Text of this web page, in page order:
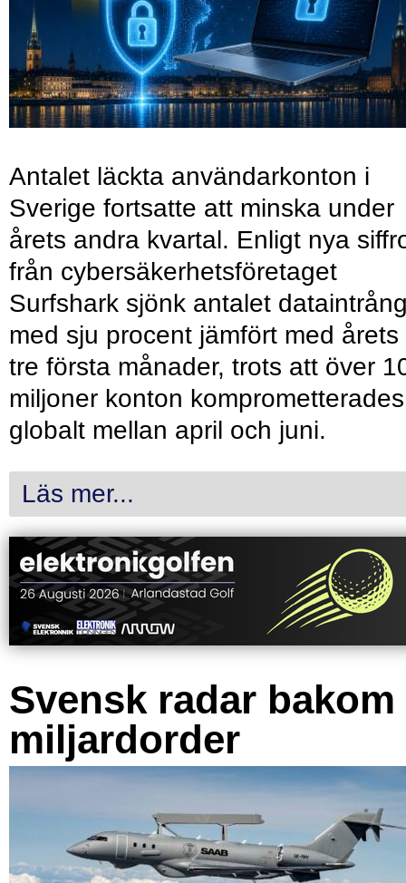
Antalet läckta användarkonton i
Sverige fortsatte att minska under
årets andra kvartal. Enligt nya
från cybersäkerhetsföretaget
Surfshark sjönk antalet
med sju procent jämfört med årets
tre första månader, trots att över
miljoner konton komprometterades
globalt mellan april och juni.
Läs mer...
Svensk radar bakom
miljardorder